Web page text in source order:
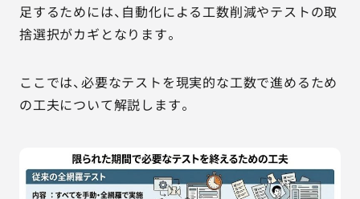
足するためには、自動化による工数削減やテストの取
捨選択がカギとなります。
ここでは、必要なテストを現実的な工数で進めるため
の工夫について解説します。